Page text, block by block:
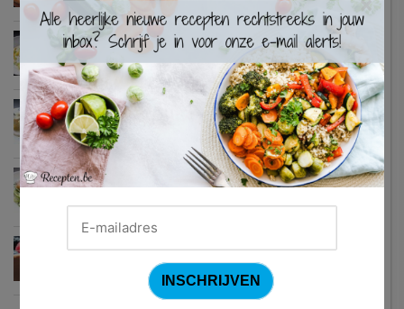
Waterzooi van pladijs met venkel (Colruyt)
Zweedse gehaktballetjes
Courgetti met paprikasaus en halloumi (Sandra Bekkari)